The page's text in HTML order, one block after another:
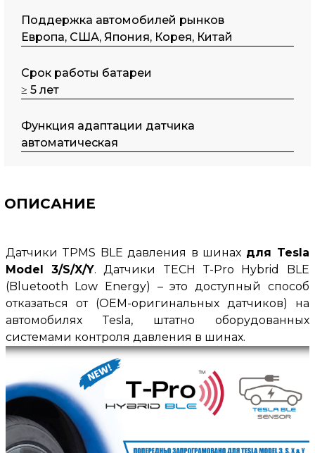
Поддержка автомобилей рынков
Европа, США, Япония, Корея, Китай
Срок работы батареи
≥ 5 лет
Функция адаптации датчика
автоматическая
ОПИСАНИЕ
Датчики TPMS BLE давления в шинах для Tesla
Model 3/S/X/Y. Датчики TECH T-Pro Hybrid BLE
(Bluetooth Low Energy) – это доступный способ
отказаться от (OEM-оригинальных датчиков) на
автомобилях Tesla, штатно оборудованных
системами контроля давления в шинах.